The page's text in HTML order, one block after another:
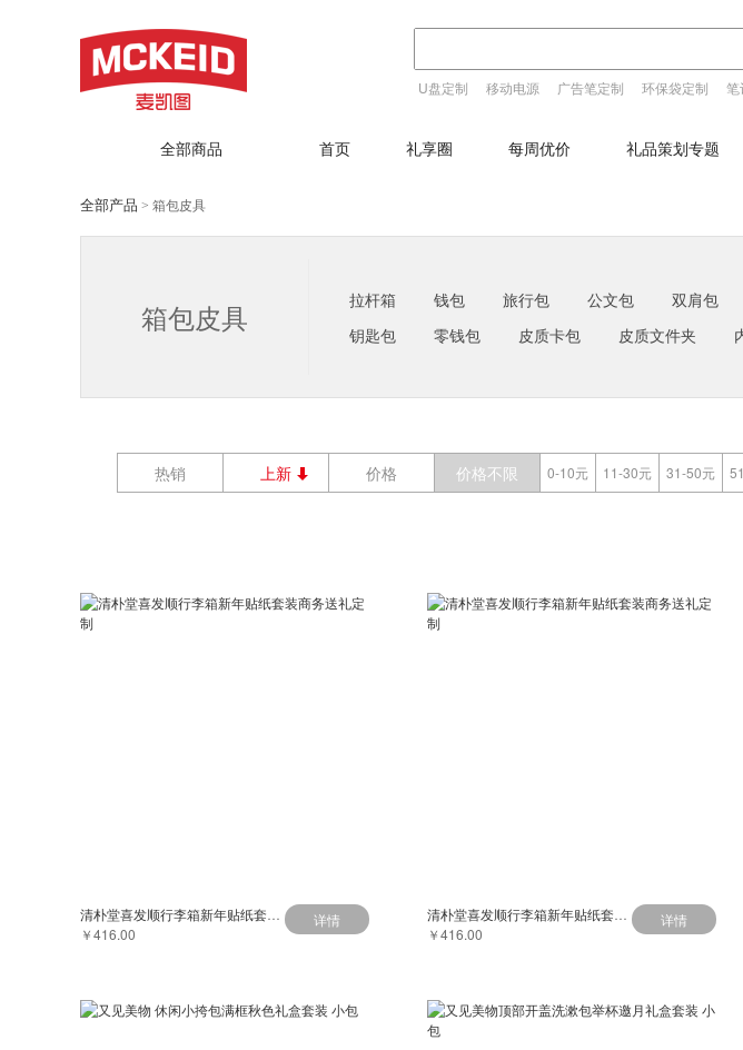
U盘定制 移动电源 广告笔定制 环保袋定制 笔
全部商品 首页 礼享圈 每周优价 礼品策划专题
全部产品 > 箱包皮具
箱包皮具 拉杆箱 钱包 旅行包 公文包 双肩包
钥匙包
零钱包 皮质卡包 皮质文件夹
热销 上新 价格 价格不限 0-10元 11-30元 31-50元
￥416.00
详情
￥416.00
详情